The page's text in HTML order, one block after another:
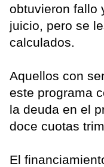
obtuvieron fallo
juicio, pero se
calculados.
Aquellos con
este programa
la deuda en el
doce cuotas
El